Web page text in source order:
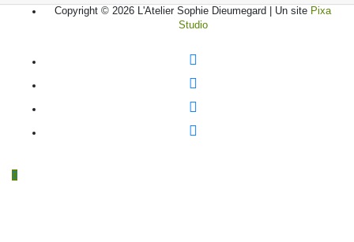
Copyright © 2026 L'Atelier Sophie Dieumegard | Un site Pixa
Studio